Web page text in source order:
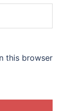
this browser